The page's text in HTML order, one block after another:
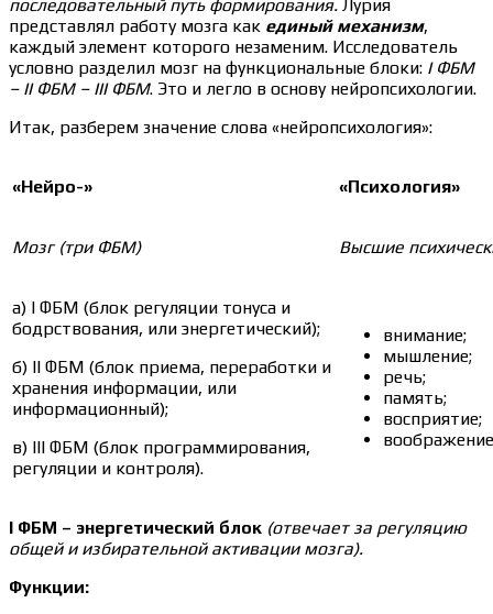
последовательный путь формирования. Лурия
представлял работу мозга как единый механизм,
каждый элемент которого незаменим. Исследователь
условно разделил мозг на функциональные блоки: I ФБМ
– II ФБМ – III ФБМ. Это и легло в основу нейропсихологии.
Итак, разберем значение слова «нейропсихология»:
«Нейро-» «Психология»
Мозг (три ФБМ) Высшие
а) I ФБМ (блок регуляции тонуса и
бодрствования, или энергетический);
б) II ФБМ (блок приема, переработки и
хранения информации, или
информационный);
в) III ФБМ (блок программирования,
регуляции и контроля).
внимание;
мышление;
речь;
память;
восприятие;
I ФБМ – энергетический блок (отвечает за регуляцию
общей и избирательной активации мозга).
Функции: